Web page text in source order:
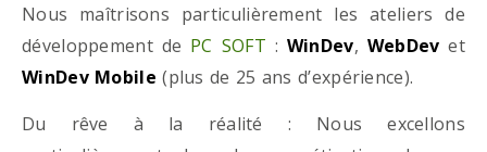
Nous maîtrisons particulièrement les ateliers de
développement de PC SOFT : WinDev, WebDev et
WinDev Mobile (plus de 25 ans d’expérience).
Du rêve à la réalité : Nous excellons